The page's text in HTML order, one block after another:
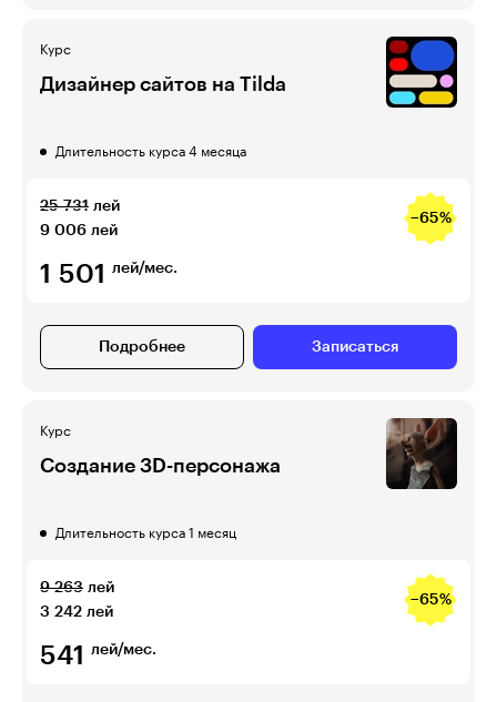
Курс
Дизайнер сайтов на Tilda
Длительность курса 4 месяца
25 731 лей
9 006 лей
−65%
1 501 лей/мес.
Подробнее Записаться
Курс
Создание 3D-персонажа
Длительность курса 1 месяц
9 263 лей
3 242 лей
−65%
541 лей/мес.